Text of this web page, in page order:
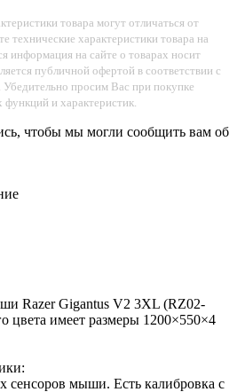
товара могут отличаться от
технические характеристики товара на
информация на сайте о товарах носит
публичной офертой в соответствии с
просим Вас при покупке
и характеристик.
чтобы мы могли сообщить вам об
Razer Gigantus V2 3XL (RZ02-
цвета имеет размеры 1200×550×4
сенсоров мыши. Есть калибровка с